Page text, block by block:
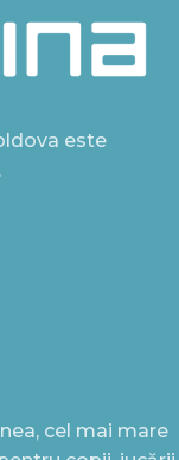
este
cel mai mare